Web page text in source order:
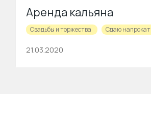
Аренда кальяна
Свадьбы и торжества Сдаю напрокат
21.03.2020